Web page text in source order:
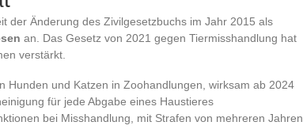
der Änderung des Zivilgesetzbuchs im Jahr 2015 als
an. Das Gesetz von 2021 gegen Tiermisshandlung hat
verstärkt.
Hunden und Katzen in Zoohandlungen, wirksam ab 2024
für jede Abgabe eines Haustieres
bei Misshandlung, mit Strafen von mehreren Jahren